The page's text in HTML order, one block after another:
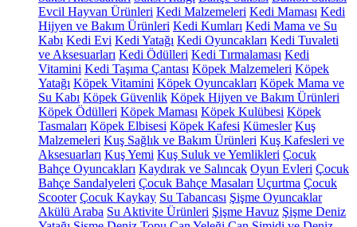
Evcil Hayvan Ürünleri Kedi Malzemeleri Kedi Maması Kedi
Hijyen ve Bakım Ürünleri Kedi Kumları Kedi Mama ve Su
Kabı Kedi Evi Kedi Yatağı Kedi Oyuncakları Kedi Tuvaleti
ve Aksesuarları Kedi Ödülleri Kedi Tırmalaması Kedi
Vitamini Kedi Taşıma Çantası Köpek Malzemeleri Köpek
Yatağı Köpek Vitamini Köpek Oyuncakları Köpek Mama ve
Su Kabı Köpek Güvenlik Köpek Hijyen ve Bakım Ürünleri
Köpek Ödülleri Köpek Maması Köpek Kulübesi Köpek
Tasmaları Köpek Elbisesi Köpek Kafesi Kümesler Kuş
Malzemeleri Kuş Sağlık ve Bakım Ürünleri Kuş Kafesleri ve
Aksesuarları Kuş Yemi Kuş Suluk ve Yemlikleri Çocuk
Bahçe Oyuncakları Kaydırak ve Salıncak Oyun Evleri Çocuk
Bahçe Sandalyeleri Çocuk Bahçe Masaları Uçurtma Çocuk
Scooter Çocuk Kaykay Su Tabancası Şişme Oyuncaklar
Akülü Araba Su Aktivite Ürünleri Şişme Havuz Şişme Deniz